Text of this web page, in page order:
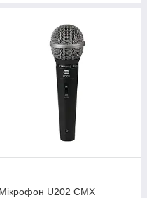
Мікрофон U202 CMX